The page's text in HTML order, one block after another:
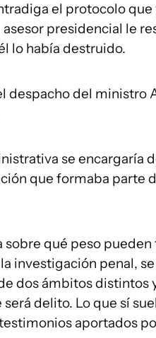
el protocolo que
presidencial le
lo había destruido.
despacho del ministro
se encargaría
que formaba parte
qué peso
investigación penal,
dos ámbitos distintos
delito. Lo que sí
aportados